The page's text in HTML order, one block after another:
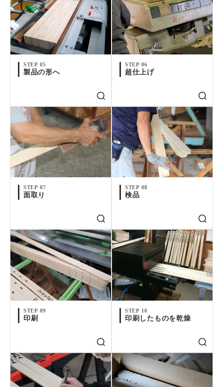
STEP 05
製品の形へ
STEP 06
超仕上げ
STEP 07
面取り
STEP 08
検品
STEP 09
印刷
STEP 10
印刷したものを乾燥